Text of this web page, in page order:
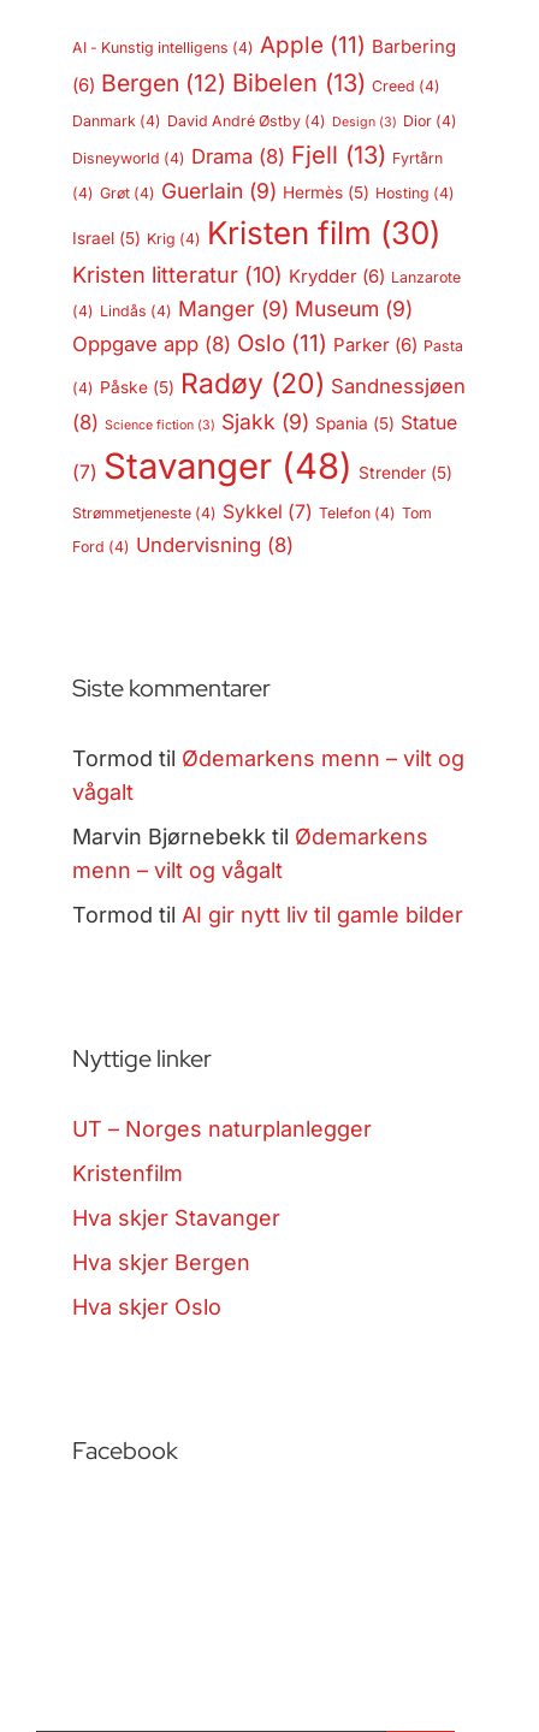
AI - Kunstig intelligens (4) Apple (11) Barbering
(6) Bergen (12) Bibelen (13) Creed (4)
Danmark(4) David André Østby(4) Design(3) Dior(4)
Disneyworld (4) Drama (8) Fjell (13) Fyrtårn
(4) Grøt(4) Guerlain (9) Hermès(5) Hosting (4)
Israel(5) Krig (4) Kristen film (30)
Kristen litteratur(10) Krydder(6) Lanzarote
(4) Lindås (4) Manger(9) Museum (9)
Oppgave app(8) Oslo(11) Parker(6) Pasta
(4) Påske(5) Radøy(20) Sandnessjøen
(8) Science fiction(3) Sjakk (9) Spania (5) Statue
(7) Stavanger(48) Strender(5)
Strømmetjeneste(4) Sykkel (7) Telefon(4) Tom
Ford (4) Undervisning (8)
Siste kommentarer
Tormod til Ødemarkens menn – vilt og
vågalt
Marvin Bjørnebekk til Ødemarkens
menn – vilt og vågalt
Tormod til AI gir nytt liv til gamle bilder
Nyttige linker
UT – Norges naturplanlegger
Kristenfilm
Hva skjer Stavanger
Hva skjer Bergen
Hva skjer Oslo
Facebook